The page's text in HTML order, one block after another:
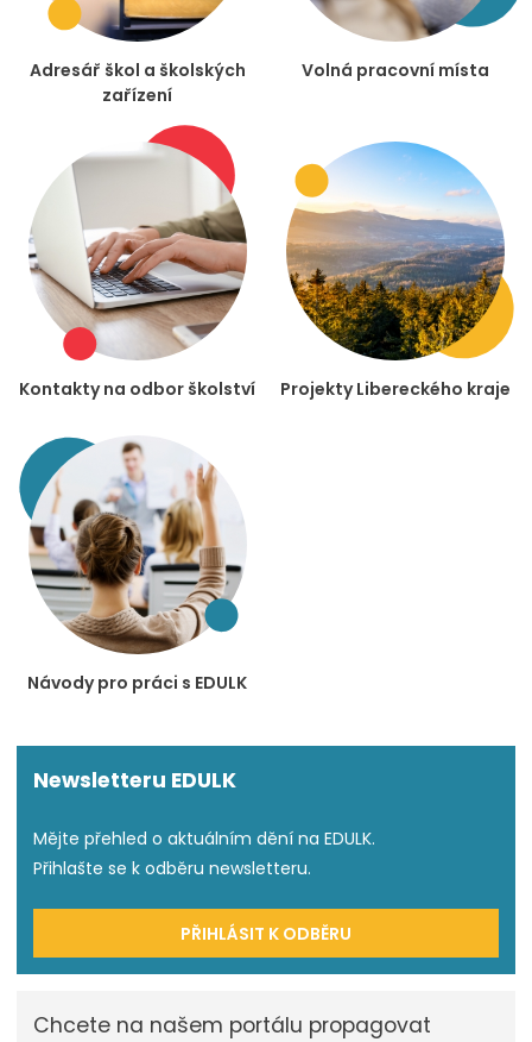
Adresář škol a školských
zařízení
Volná pracovní místa
Kontakty na odbor školství Projekty Libereckého kraje
Návody pro práci s EDULK
Newsletteru EDULK
Mějte přehled o aktuálním dění na EDULK.
Přihlašte se k odběru newsletteru.
PŘIHLÁSIT K ODBĚRU
Chcete na našem portálu propagovat